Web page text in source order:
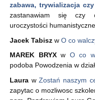
zabawa, trywializacja
zastanawiam się czy
uroczystości
Jacek Tabisz w O co
MAREK BRYXw O co
podoba Powodzenia w
Laura wZostań naszym
zapytac o mozliwosc